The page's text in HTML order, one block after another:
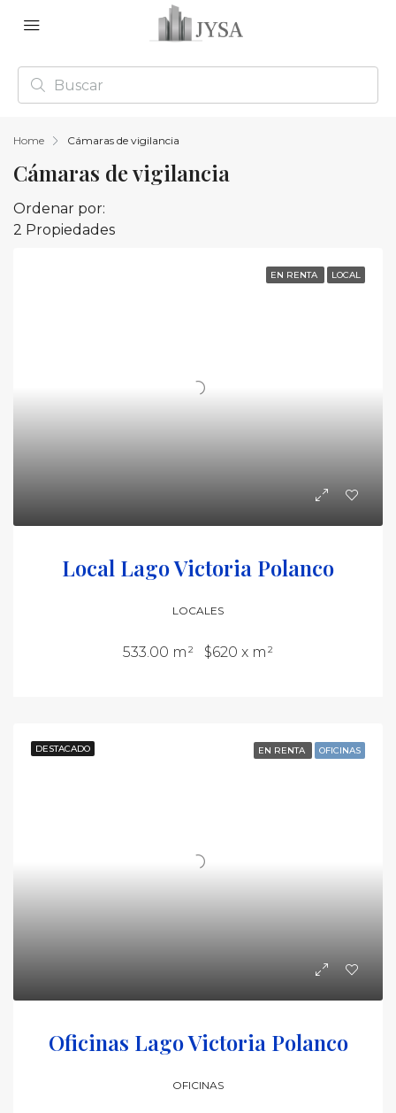
Home Cámaras de vigilancia
Cámaras de vigilancia
2 Propiedades
Ordenar por:
EN RENTA LOCAL
Local Lago Victoria Polanco
LOCALES
533.00 m² $620 x m²
DESTACADO EN RENTA OFICINAS
Oficinas Lago Victoria Polanco
OFICINAS